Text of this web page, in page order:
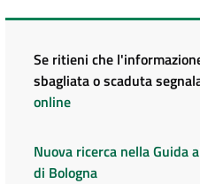
Se ritieni che
sbagliata o scaduta
online
Nuova ricerca nella Guida
di Bologna